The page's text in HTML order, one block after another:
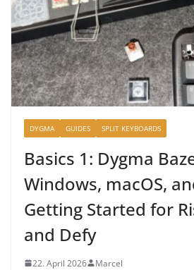
DYGMA GUIDES SPLIT KEYBOARDS
Basics 1: Dygma
Windows, macOS,
Getting Started for
and Defy
22. April 2026 Marcel